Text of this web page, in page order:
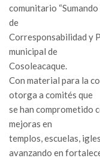
comunitario
de
Corresponsabilidad y
municipal de
Cosoleacaque.
Con material para la
otorga a comités que
se han comprometido
mejoras en
templos, escuelas,
avanzando en